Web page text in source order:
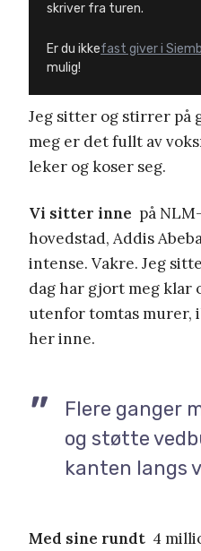
skriver fra turen.
Er du ikkefast giver i
mulig!
Jeg sitter og stirrer på
meg er det fullt av
leker og koser seg.
Vi sitter inne på
hovedstad, Addis
intense. Vakre. Jeg
dag har gjort meg klar
utenfor tomtas murer,
her inne.
Flere ganger
og støtte
kanten langs
Med sine rundt 4